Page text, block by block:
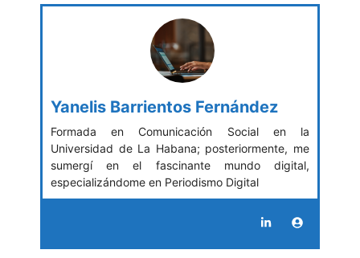
Yanelis Barrientos Fernández
Formada en Comunicación Social en la
Universidad de La Habana; posteriormente, me
sumergí en el fascinante mundo digital,
especializándome en Periodismo Digital